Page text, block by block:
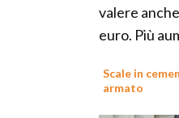
valere
euro. Più
Scale in
armato